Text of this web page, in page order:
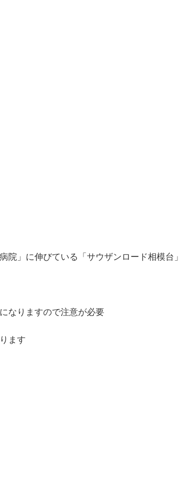
院」に伸びている「サウザンロード相模台」
なりますので注意が必要
ます